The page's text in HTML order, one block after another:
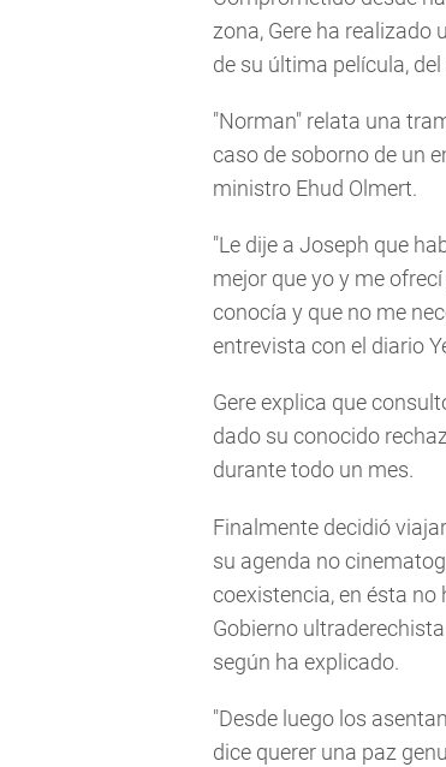
zona, Gere ha realizado
de su última película,
"Norman" relata una
caso de soborno de un
ministro Ehud Olmert.
"Le dije a Joseph que
mejor que yo y me
conocía y que no me
entrevista con el diario
Gere explica que
dado su conocido
durante todo un mes.
Finalmente decidió
su agenda no
coexistencia, en ésta no
Gobierno
según ha explicado.
"Desde luego los
dice querer una paz